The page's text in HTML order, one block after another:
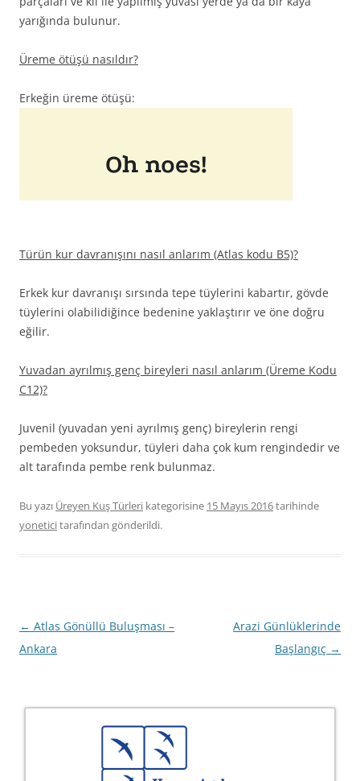
yarığında bulunur.
Üreme ötüşü nasıldır?
Erkeğin üreme ötüşü:
Türün kur davranışını nasıl anlarım (Atlas kodu B5)?
Erkek kur davranışı sırsında tepe tüylerini kabartır, gövde
tüylerini olabilidiğince bedenine yaklaştırır ve öne doğru
eğilir.
Yuvadan ayrılmış genç bireyleri nasıl anlarım (Üreme Kodu
C12)?
Juvenil (yuvadan yeni ayrılmış genç) bireylerin rengi
pembeden yoksundur, tüyleri daha çok kum rengindedir ve
alt tarafında pembe renk bulunmaz.
Bu yazı Üreyen Kuş Türleri kategorisine 15 Mayıs 2016tarihinde
yoneticitarafından gönderildi.
Yazı
dolaşımı
← Atlas Gönüllü Buluşması –
Ankara
Arazi Günlüklerinde
Başlangıç →